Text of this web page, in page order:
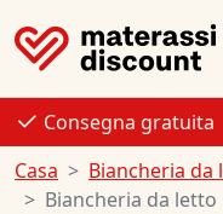
Consegna gratuita
Casa
Biancheria da
Biancheria da letto